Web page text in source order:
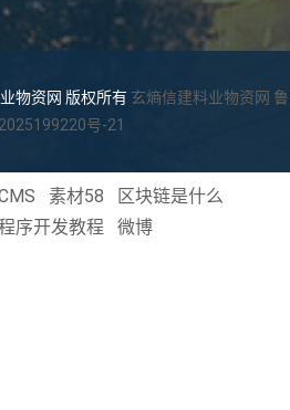
物资网 版权所有 玄熵信建料业物资网 鲁
号-21
素材58
区块链是什么
序开发教程
微博